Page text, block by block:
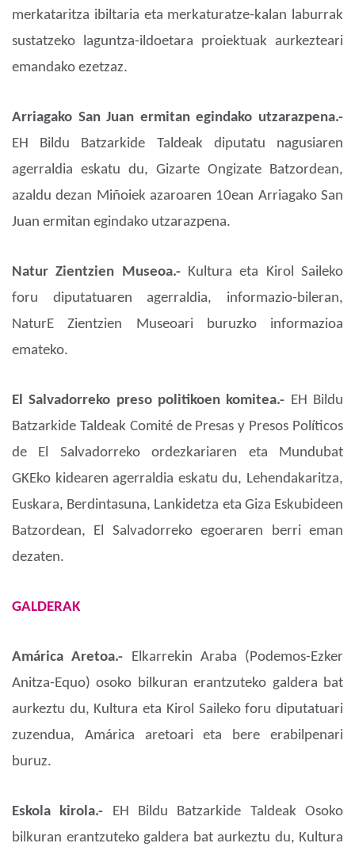
merkataritza ibiltaria eta merkaturatze-kalan laburrak
sustatzeko laguntza-ildoetara proiektuak aurkezteari
emandako ezetzaz.
Arriagako San Juan ermitan egindako utzarazpena.-
EH Bildu Batzarkide Taldeak diputatu nagusiaren
agerraldia eskatu du, Gizarte Ongizate Batzordean,
azaldu dezan Miñoiek azaroaren 10ean Arriagako San
Juan ermitan egindako utzarazpena.
Natur Zientzien Museoa.- Kultura eta Kirol Saileko
foru diputatuaren agerraldia, informazio-bileran,
NaturE Zientzien Museoari buruzko informazioa
emateko.
El Salvadorreko preso politikoen komitea.- EH Bildu
Batzarkide Taldeak Comité de Presas y Presos Políticos
de El Salvadorreko ordezkariaren eta Mundubat
GKEko kidearen agerraldia eskatu du, Lehendakaritza,
Euskara, Berdintasuna, Lankidetza eta Giza Eskubideen
Batzordean, El Salvadorreko egoeraren berri eman
dezaten.
GALDERAK
Amárica Aretoa.- Elkarrekin Araba (Podemos-Ezker
Anitza-Equo) osoko bilkuran erantzuteko galdera bat
aurkeztu du, Kultura eta Kirol Saileko foru diputatuari
zuzendua, Amárica aretoari eta bere erabilpenari
buruz.
Eskola kirola.- EH Bildu Batzarkide Taldeak Osoko
bilkuran erantzuteko galdera bat aurkeztu du, Kultura